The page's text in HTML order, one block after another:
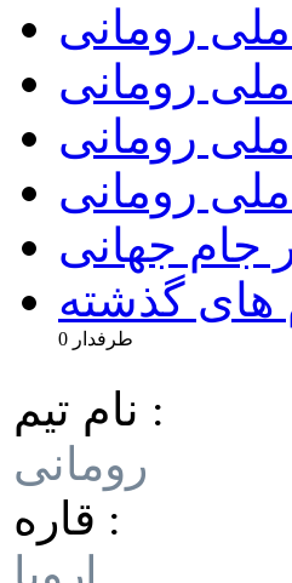
رومانی
رومانی
ملی رومانی
رومانی
جام جهانی
های گذشته
0 طرفدار
نام تیم :
قاره :